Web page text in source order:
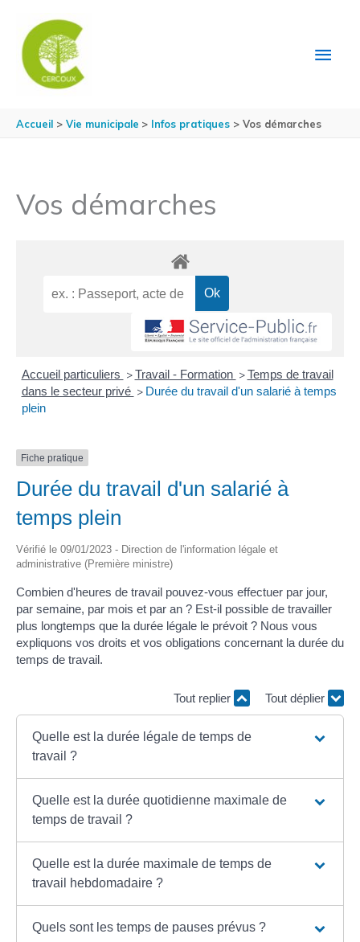
Accueil Vie municipale Infos pratiques Vos démarches
Vos démarches
Accueil particuliers > Travail - Formation > Temps de travail
dans le secteur privé > Durée du travail d'un salarié à temps
plein
Fiche pratique
Durée du travail d'un salarié à
temps plein
Vérifié le 09/01/2023 - Direction de l'information légale et
administrative (Première ministre)
Combien d'heures de travail pouvez-vous effectuer par jour,
par semaine, par mois et par an ? Est-il possible de travailler
plus longtemps que la durée légale le prévoit ? Nous vous
expliquons vos droits et vos obligations concernant la durée du
temps de travail.
Tout replier Tout déplier
Quelle est la durée légale de temps de
travail ?
Quelle est la durée quotidienne maximale de
temps de travail ?
Quelle est la durée maximale de temps de
travail hebdomadaire ?
Quels sont les temps de pauses prévus ?